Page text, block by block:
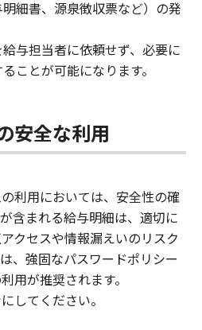
細書、源泉徴収票など）の発
与担当者に依頼せず、必要に
ことが可能になります。
安全な利用
利用においては、安全性の確
含まれる給与明細は、適切に
クセスや情報漏えいのリスク
、強固なパスワードポリシー
用が推奨されます。
してください。